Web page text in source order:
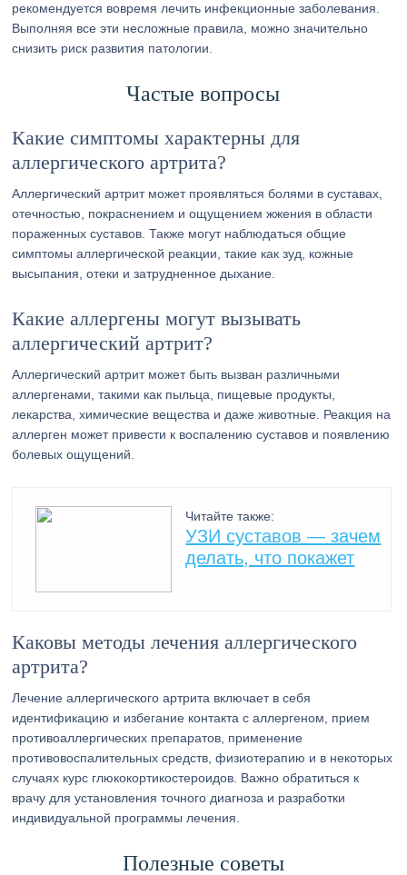
рекомендуется вовремя лечить инфекционные заболевания.
Выполняя все эти несложные правила, можно значительно
снизить риск развития патологии.
Частые вопросы
Какие симптомы характерны для
аллергического артрита?
Аллергический артрит может проявляться болями в суставах,
отечностью, покраснением и ощущением жжения в области
пораженных суставов. Также могут наблюдаться общие
симптомы аллергической реакции, такие как зуд, кожные
высыпания, отеки и затрудненное дыхание.
Какие аллергены могут вызывать
аллергический артрит?
Аллергический артрит может быть вызван различными
аллергенами, такими как пыльца, пищевые продукты,
лекарства, химические вещества и даже животные. Реакция на
аллерген может привести к воспалению суставов и появлению
болевых ощущений.
Читайте также:
УЗИ суставов — зачем
делать, что покажет
Каковы методы лечения аллергического
артрита?
Лечение аллергического артрита включает в себя
идентификацию и избегание контакта с аллергеном, прием
противоаллергических препаратов, применение
противовоспалительных средств, физиотерапию и в некоторых
случаях курс глюкокортикостероидов. Важно обратиться к
врачу для установления точного диагноза и разработки
индивидуальной программы лечения.
Полезные советы